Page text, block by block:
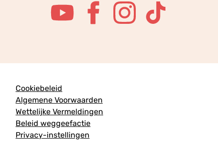
Cookiebeleid
Algemene Voorwaarden
Wettelijke Vermeldingen
Beleid weggeefactie
Privacy-instellingen